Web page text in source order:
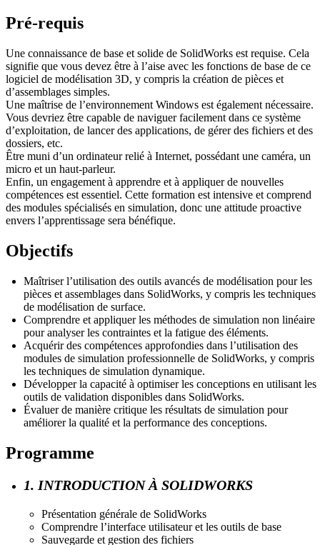
Pré-requis
Une connaissance de base et solide de SolidWorks est requise. Cela
signifie que vous devez être à l’aise avec les fonctions de base de ce
logiciel de modélisation 3D, y compris la création de pièces et
d’assemblages simples.
Une maîtrise de l’environnement Windows est également nécessaire.
Vous devriez être capable de naviguer facilement dans ce système
d’exploitation, de lancer des applications, de gérer des fichiers et des
dossiers, etc.
Être muni d’un ordinateur relié à Internet, possédant une caméra, un
micro et un haut-parleur.
Enfin, un engagement à apprendre et à appliquer de nouvelles
compétences est essentiel. Cette formation est intensive et comprend
des modules spécialisés en simulation, donc une attitude proactive
envers l’apprentissage sera bénéfique.
Objectifs
Maîtriser l’utilisation des outils avancés de modélisation pour les
pièces et assemblages dans SolidWorks, y compris les techniques
de modélisation de surface.
Comprendre et appliquer les méthodes de simulation non linéaire
pour analyser les contraintes et la fatigue des éléments.
Acquérir des compétences approfondies dans l’utilisation des
modules de simulation professionnelle de SolidWorks, y compris
les techniques de simulation dynamique.
Développer la capacité à optimiser les conceptions en utilisant les
outils de validation disponibles dans SolidWorks.
Évaluer de manière critique les résultats de simulation pour
améliorer la qualité et la performance des conceptions.
Programme
1. INTRODUCTION À SOLIDWORKS
Présentation générale de SolidWorks
Comprendre l’interface utilisateur et les outils de base
Sauvegarde et gestion des fichiers